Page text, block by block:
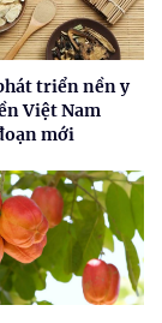
triển nền y
Việt Nam
mới